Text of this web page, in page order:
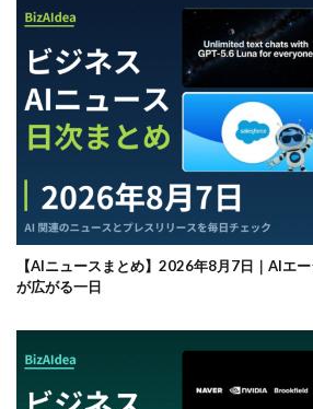
【AIニュースまとめ】2026年8月7日｜AIエ
が広がる一日